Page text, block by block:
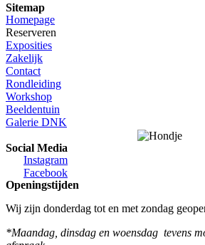
Sitemap
Homepage
Reserveren
Exposities
Zakelijk
Contact
Rondleiding
Workshop
Beeldentuin
Galerie DNK
Social Media
Instagram
Facebook
Openingstijden
Wij zijn donderdag tot en met zondag
*Maandag, dinsdag en woensdag tevens